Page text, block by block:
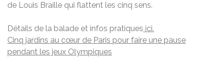
de Louis Braille qui flattent les cinq sens.
Détails de la balade et infos pratiques ici.
Cinq jardins au cœur de Paris pour faire une pause
pendant les jeux Olympiques